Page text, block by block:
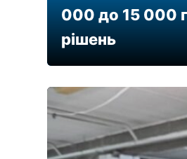
000 до 15 000
рішень